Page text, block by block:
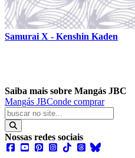
Samurai X - Kenshin Kaden
Saiba mais sobre Mangás JBC
Mangás JBConde comprar
Nossas redes sociais